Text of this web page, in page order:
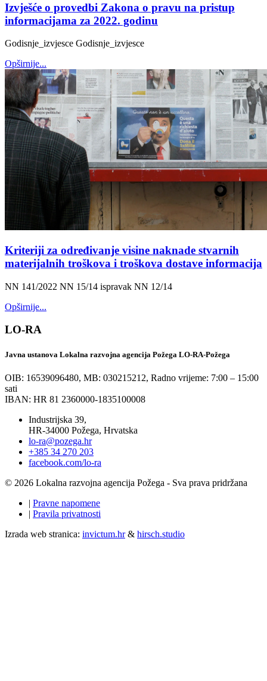
Izvješće o provedbi Zakona o pravu na pristup
informacijama za 2022. godinu
Godisnje_izvjesce Godisnje_izvjesce
Opširnije...
Kriteriji za određivanje visine naknade stvarnih
materijalnih troškova i troškova dostave informacija
NN 141/2022 NN 15/14 ispravak NN 12/14
Opširnije...
LO-RA
Javna ustanova Lokalna razvojna agencija Požega LO-RA-Požega
OIB: 16539096480, MB: 030215212, Radno vrijeme: 7:00 – 15:00
sati
IBAN: HR 81 2360000-1835100008
Industrijska 39,
HR-34000 Požega, Hrvatska
lo-ra@pozega.hr
+385 34 270 203
facebook.com/lo-ra
© 2026 Lokalna razvojna agencija Požega - Sva prava pridržana
| Pravne napomene
| Pravila privatnosti
Izrada web stranica: invictum.hr& hirsch.studio